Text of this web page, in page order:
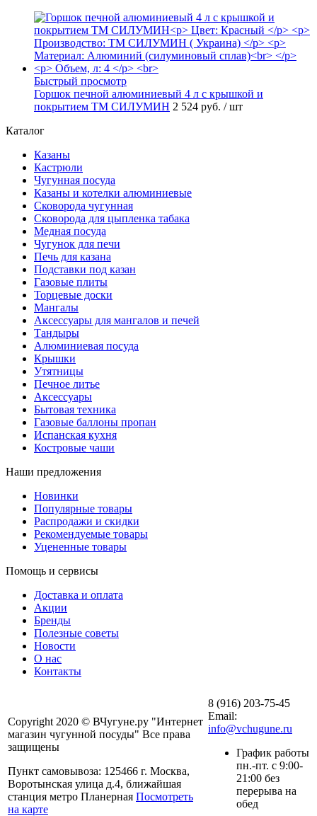
Быстрый просмотр
Горшок печной алюминиевый 4 л с крышкой и
покрытием ТМ СИЛУМИН 2 524 руб. / шт
Каталог
Казаны
Кастрюли
Чугунная посуда
Казаны и котелки алюминиевые
Сковорода чугунная
Сковорода для цыпленка табака
Медная посуда
Чугунок для печи
Печь для казана
Подставки под казан
Газовые плиты
Торцевые доски
Мангалы
Аксессуары для мангалов и печей
Тандыры
Алюминиевая посуда
Крышки
Утятницы
Печное литье
Аксессуары
Бытовая техника
Газовые баллоны пропан
Испанская кухня
Костровые чаши
Наши предложения
Новинки
Популярные товары
Распродажи и скидки
Рекомендуемые товары
Уцененные товары
Помощь и сервисы
Доставка и оплата
Акции
Бренды
Полезные советы
Новости
О нас
Контакты
Copyright 2020 © ВЧугуне.ру "Интернет
магазин чугунной посуды" Все права
защищены
Пункт самовывоза: 125466 г. Москва,
Воротынская улица д.4, ближайшая
станция метро Планерная Посмотреть
на карте
8 (916) 203-75-45
Email:
info@vchugune.ru
График работы
пн.-пт. с 9:00-
21:00 без
перерыва на
обед